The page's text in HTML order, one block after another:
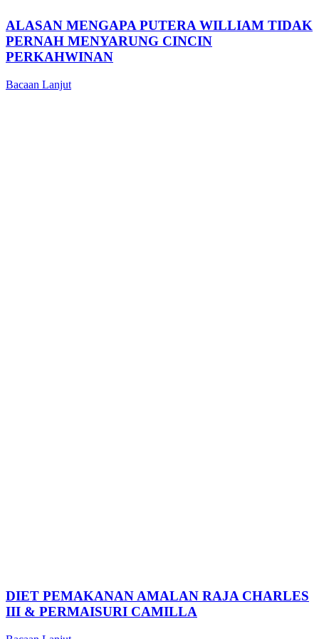
ALASAN MENGAPA PUTERA WILLIAM TIDAK
PERNAH MENYARUNG CINCIN
PERKAHWINAN
Bacaan Lanjut
DIET PEMAKANAN AMALAN RAJA CHARLES
III & PERMAISURI CAMILLA